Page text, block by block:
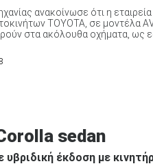
ανακοίνωσε ότι η
TOYOTA, σε μοντέλα
στα ακόλουθα οχήματα, ως
sedan
υβριδική έκδοση με